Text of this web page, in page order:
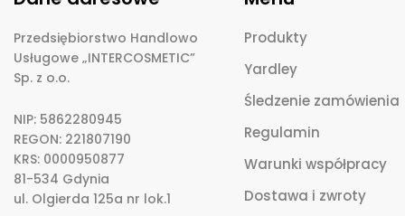
Przedsiębiorstwo Handlowo
Usługowe „INTERCOSMETIC”
Sp. z o.o.
NIP: 5862280945
REGON: 221807190
KRS: 0000950877
81-534 Gdynia
ul. Olgierda 125a nr lok.1
Produkty
Yardley
Śledzenie zamówienia
Regulamin
Warunki współpracy
Dostawa i zwroty